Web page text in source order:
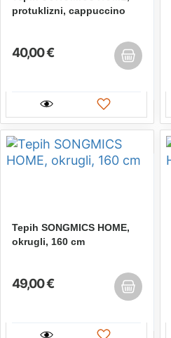
protuklizni, cappuccino
40,00 €
Tepih SONGMICS HOME,
okrugli, 160 cm
49,00 €